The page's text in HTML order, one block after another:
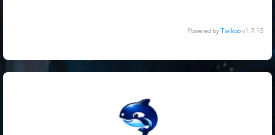
Powered byTwikoov1.7.15